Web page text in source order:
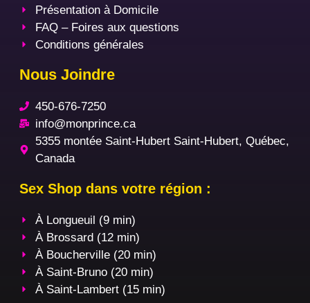
Présentation à Domicile
FAQ – Foires aux questions
Conditions générales
Nous Joindre
450-676-7250
info@monprince.ca
5355 montée Saint-Hubert Saint-Hubert, Québec,
Canada
Sex Shop dans votre région :
À Longueuil (9 min)
À Brossard (12 min)
À Boucherville (20 min)
À Saint-Bruno (20 min)
À Saint-Lambert (15 min)